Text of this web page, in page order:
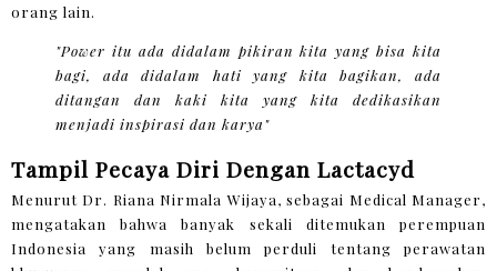
orang lain.
"Power itu ada didalam pikiran kita yang bisa kita
bagi, ada didalam hati yang kita bagikan, ada
ditangan dan kaki kita yang kita dedikasikan
menjadi inspirasi dan karya"
Tampil Pecaya Diri Dengan Lactacyd
Menurut Dr. Riana Nirmala Wijaya, sebagai Medical Manager,
mengatakan bahwa banyak sekali ditemukan perempuan
Indonesia yang masih belum perduli tentang perawatan